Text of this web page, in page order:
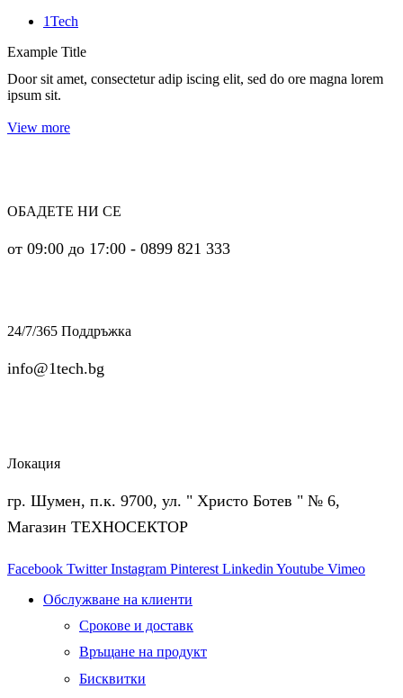
1Tech
Example Title
Door sit amet, consectetur adip iscing elit, sed do ore magna lorem
ipsum sit.
View more
ОБАДЕТЕ НИ СЕ
от 09:00 до 17:00 - 0899 821 333
24/7/365 Поддръжка
info@1tech.bg
Локация
гр. Шумен, п.к. 9700, ул. " Христо Ботев " № 6,
Магазин ТЕХНОСЕКТОР
Facebook Twitter Instagram Pinterest Linkedin Youtube Vimeo
Обслужване на клиенти
Срокове и доставк
Връщане на продукт
Бисквитки